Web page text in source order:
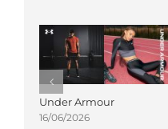
Under Armour
16/06/2026